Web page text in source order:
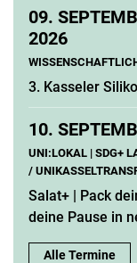
09.
2026
3. Kasseler
10.
UNI:LOKAL | SDG+
/
Salat+ | Pack
deine Pause in
Alle Termine